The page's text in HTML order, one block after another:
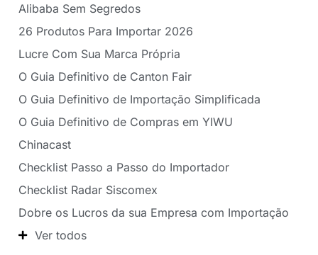
Alibaba Sem Segredos
26 Produtos Para Importar 2026
Lucre Com Sua Marca Própria
O Guia Definitivo de Canton Fair
O Guia Definitivo de Importação Simplificada
O Guia Definitivo de Compras em YIWU
Chinacast
Checklist Passo a Passo do Importador
Checklist Radar Siscomex
Dobre os Lucros da sua Empresa com Importação
Ver todos